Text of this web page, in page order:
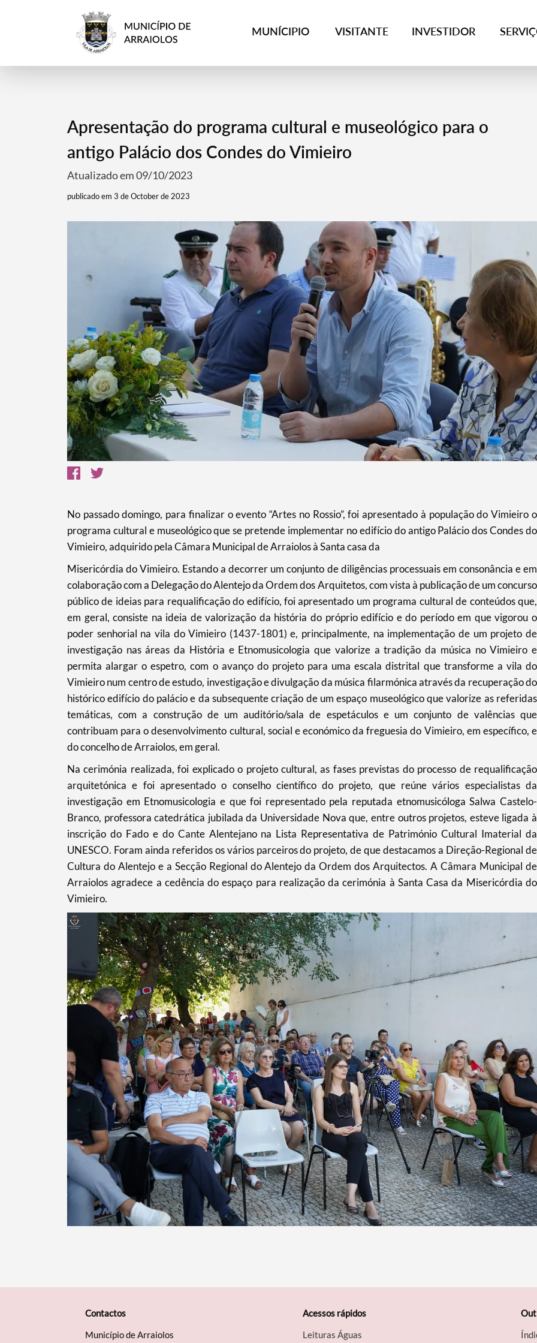
MUNÍCIPIO VISITANTE INVESTIDOR
Termo de Pesquisa
Categorias gerais
Filtros
Apresentação do programa cultural e museológico para o
antigo Palácio dos Condes do Vimieiro
Atualizado em 09/10/2023
publicado em 3 de October de 2023
No passado domingo, para finalizar o evento “Artes no Rossio”, foi apresentado à população do Vimieiro o
programa cultural e museológico que se pretende implementar no edifício do antigo Palácio dos Condes do
Vimieiro, adquirido pela Câmara Municipal de Arraiolos à Santa casa da
Misericórdia do Vimieiro. Estando a decorrer um conjunto de diligências processuais em consonância e em
colaboração com a Delegação do Alentejo da Ordem dos Arquitetos, com vista à publicação de um concurso
público de ideias para requalificação do edifício, foi apresentado um programa cultural de conteúdos que,
em geral, consiste na ideia de valorização da história do próprio edifício e do período em que vigorou o
poder senhorial na vila do Vimieiro (1437-1801) e, principalmente, na implementação de um projeto de
investigação nas áreas da História e Etnomusicologia que valorize a tradição da música no Vimieiro e
permita alargar o espetro, com o avanço do projeto para uma escala distrital que transforme a vila do
Vimieiro num centro de estudo, investigação e divulgação da música filarmónica através da recuperação do
histórico edifício do palácio e da subsequente criação de um espaço museológico que valorize as referidas
temáticas, com a construção de um auditório/sala de espetáculos e um conjunto de valências que
contribuam para o desenvolvimento cultural, social e económico da freguesia do Vimieiro, em específico, e
do concelho de Arraiolos, em geral.
Na cerimónia realizada, foi explicado o projeto cultural, as fases previstas do processo de requalificação
arquitetónica e foi apresentado o conselho científico do projeto, que reúne vários especialistas da
investigação em Etnomusicologia e que foi representado pela reputada etnomusicóloga Salwa Castelo-
Branco, professora catedrática jubilada da Universidade Nova que, entre outros projetos, esteve ligada à
inscrição do Fado e do Cante Alentejano na Lista Representativa de Património Cultural Imaterial da
UNESCO. Foram ainda referidos os vários parceiros do projeto, de que destacamos a Direção-Regional de
Cultura do Alentejo e a Secção Regional do Alentejo da Ordem dos Arquitectos. A Câmara Municipal de
Arraiolos agradece a cedência do espaço para realização da cerimónia à Santa Casa da Misericórdia do
Vimieiro.
Contactos
Município de Arraiolos
Acessos rápidos
Leituras Águas